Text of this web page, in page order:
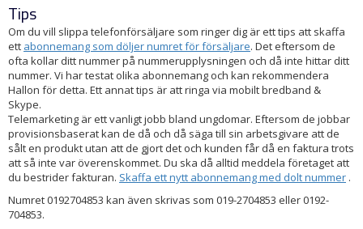
Tips
Om du vill slippa telefonförsäljare som ringer dig är ett tips att skaffa
ett abonnemang som döljer numret för försäljare. Det eftersom de
ofta kollar ditt nummer på nummerupplysningen och då inte hittar ditt
nummer. Vi har testat olika abonnemang och kan rekommendera
Hallon för detta. Ett annat tips är att ringa via mobilt bredband &
Skype.
Telemarketing är ett vanligt jobb bland ungdomar. Eftersom de jobbar
provisionsbaserat kan de då och då säga till sin arbetsgivare att de
sålt en produkt utan att de gjort det och kunden får då en faktura trots
att så inte var överenskommet. Du ska då alltid meddela företaget att
du bestrider fakturan. Skaffa ett nytt abonnemang med dolt nummer .
Numret 0192704853 kan även skrivas som 019-2704853 eller 0192-
704853.